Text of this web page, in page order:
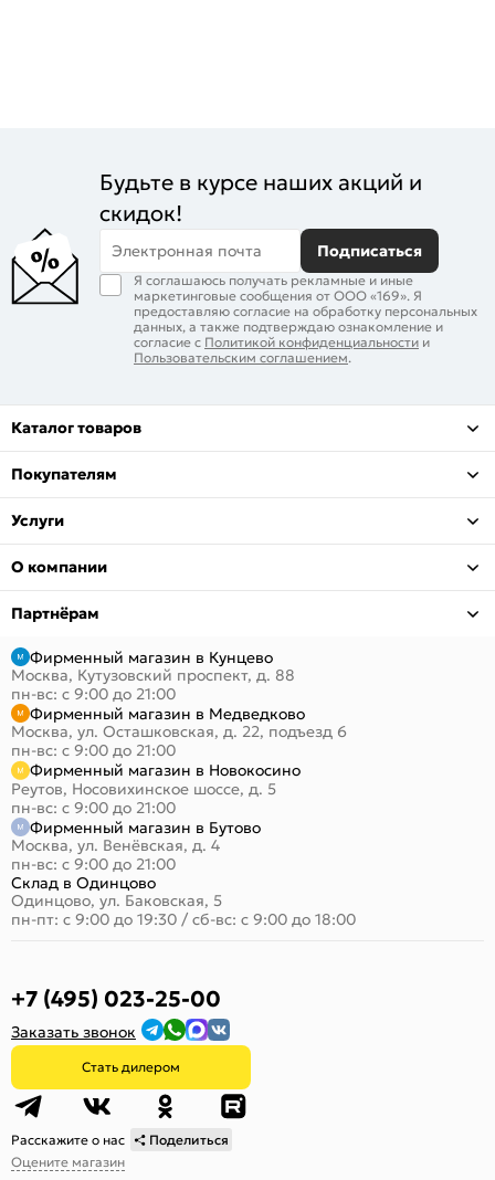
Будьте в курсе наших акций и
скидок!
Электронная почта Подписаться
Я соглашаюсь получать рекламные и иные
маркетинговые сообщения от ООО «169». Я
предоставляю согласие на обработку персональных
данных, а также подтверждаю ознакомление и
согласие с Политикой конфиденциальности и
Пользовательским соглашением.
Каталог товаров
Покупателям
Услуги
О компании
Партнёрам
Фирменный магазин в Кунцево
Москва, Кутузовский проспект, д. 88
пн-вс: с 9:00 до 21:00
Фирменный магазин в Медведково
Москва, ул. Осташковская, д. 22, подъезд 6
пн-вс: с 9:00 до 21:00
Фирменный магазин в Новокосино
Реутов, Носовихинское шоссе, д. 5
пн-вс: с 9:00 до 21:00
Фирменный магазин в Бутово
Москва, ул. Венёвская, д. 4
пн-вс: с 9:00 до 21:00
Склад в Одинцово
Одинцово, ул. Баковская, 5
пн-пт: с 9:00 до 19:30 / сб-вс: с 9:00 до 18:00
+7 (495) 023-25-00
Заказать звонок
Стать дилером
Расскажите о нас
Поделиться
Оцените магазин